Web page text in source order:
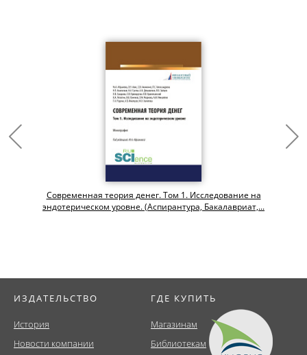
Современная теория денег. Том 1. Исследование на
эндотерическом уровне. (Аспирантура, Бакалавриат,...
ИЗДАТЕЛЬСТВО
История
Новости компании
ГДЕ КУПИТЬ
Магазинам
Библиотекам